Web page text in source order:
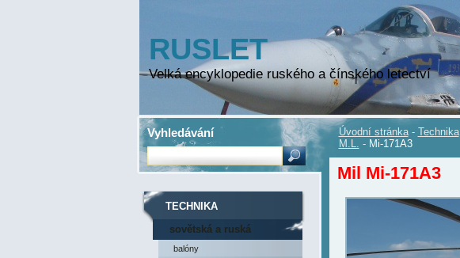
RUSLET
Velká encyklopedie ruského a čínského letectví
Úvodní stránka - Technika
M.L. - Mi-171A3
Mil Mi-171A3
TECHNIKA
sovětská a ruská
technika
balóny
Vyhledávání